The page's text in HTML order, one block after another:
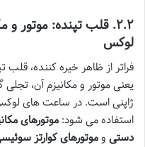
۲.۲. قلب تپنده: موتور
لوکس
فراتر از ظاهر خیره کننده،
یعنی موتور و مکانیزم آن،
ژاپنی است. در ساعت های
استفاده می شود: موتورهای
دستی وموتورهای کوارتز